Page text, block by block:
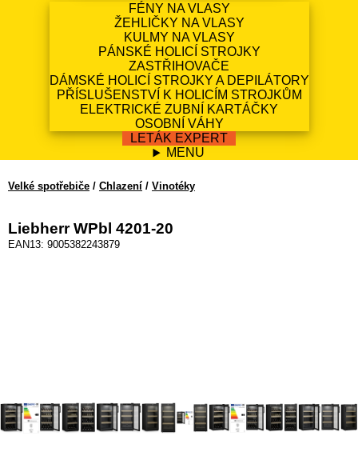
FÉNY NA VLASY
ŽEHLIČKY NA VLASY
KULMY NA VLASY
PÁNSKÉ HOLICÍ STROJKY
ZASTŘIHOVAČE
DÁMSKÉ HOLICÍ STROJKY A DEPILÁTORY
PŘÍSLUŠENSTVÍ K HOLICÍM STROJKŮM
ELEKTRICKÉ ZUBNÍ KARTÁČKY
OSOBNÍ VÁHY
LETÁK EXPERT
MENU
Velké spotřebiče / Chlazení / Vinotéky
Liebherr WPbl 4201-20
EAN13: 9005382243879